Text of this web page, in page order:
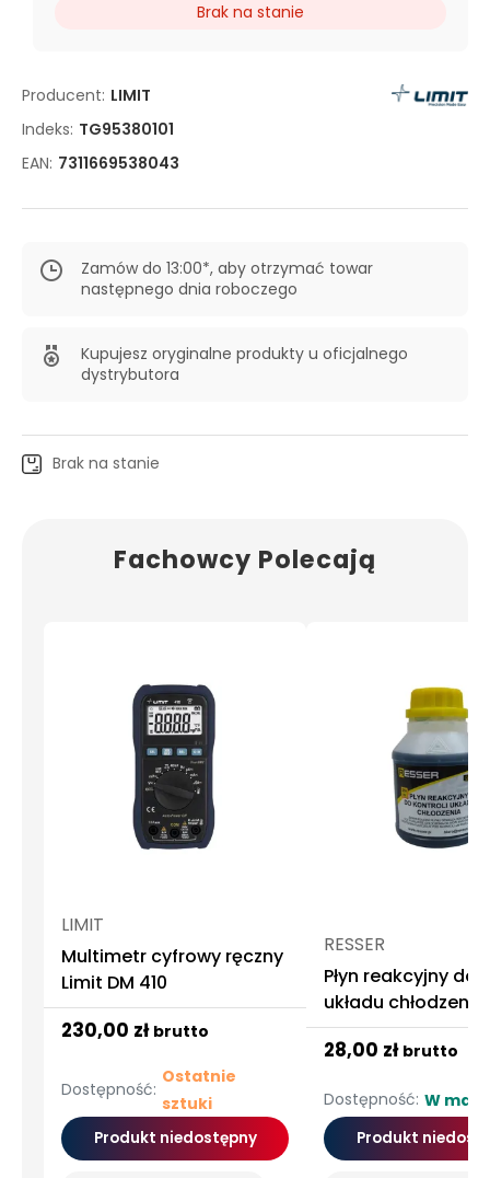
Producent: LIMIT
Indeks: TG95380101
EAN: 7311669538043
Zamów do 13:00*, aby otrzymać towar
następnego dnia roboczego
Kupujesz oryginalne produkty u oficjalnego
dystrybutora
Brak na stanie
Brak na stanie
Fachowcy Polecają
LIMIT
Multimetr cyfrowy ręczny
Limit DM 410
230,00 zł brutto
Dostępność:
Ostatnie
sztuki
Produkt niedostępny
RESSER
Płyn reakcyjny do
układu
28,00 zł brutto
Dostępność: W
Produkt